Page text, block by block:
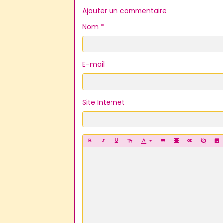
Ajouter un commentaire
Nom
E-mail
Site Internet